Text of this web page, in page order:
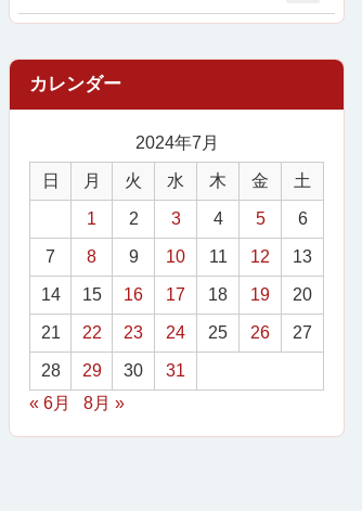
2024年7月
日 月 火 水 木 金 土
1 2 3 4 5 6
7 8 9 10 11 12 13
14 15 16 17 18 19 20
21 22 23 24 25 26 27
28 29 30
31
« 6月
8月 »